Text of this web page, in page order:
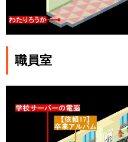
職員室